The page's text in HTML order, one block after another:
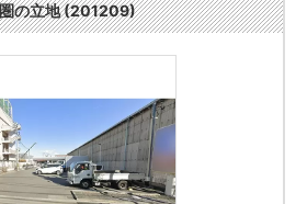
の立地 (201209)